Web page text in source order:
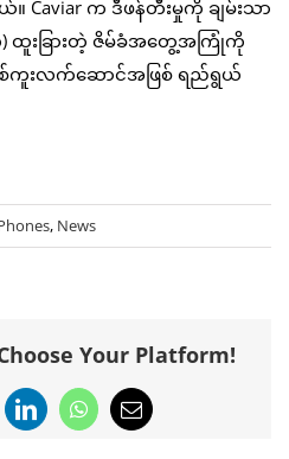
Caviar က ဒီဖန်တီးမှုကို ချမ်းသာ
းခြားတဲ့ ဇိမ်ခံအတွေ့အကြုံကို
းလက်ဆောင်အဖြစ် ရည်ရွယ်
, News
Your Platform!
LinkedInWhatsApp
Email